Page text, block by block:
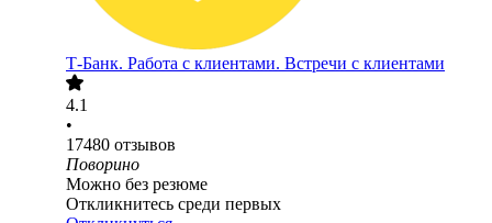
Т-Банк. Работа с клиентами. Встречи с клиентами
4.1
•
17480 отзывов
Поворино
Можно без резюме
Откликнитесь среди первых